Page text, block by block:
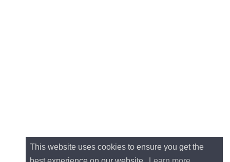
This website uses cookies to ensure you get the